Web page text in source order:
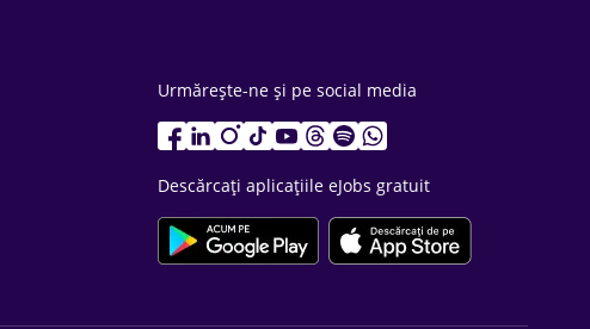
Urmărește-ne și pe social media
Descărcați aplicațiile eJobs gratuit